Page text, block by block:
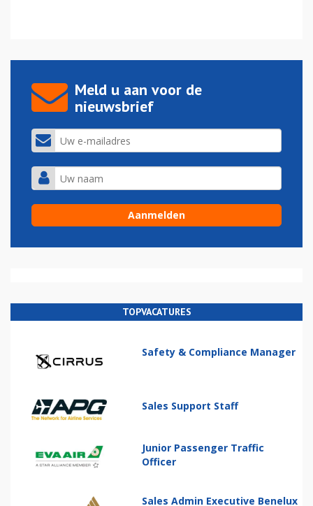
Meld u aan voor de
nieuwsbrief
TOPVACATURES
Safety & Compliance Manager
Sales Support Staff
Junior Passenger Traffic
Officer
Sales Admin Executive Benelux